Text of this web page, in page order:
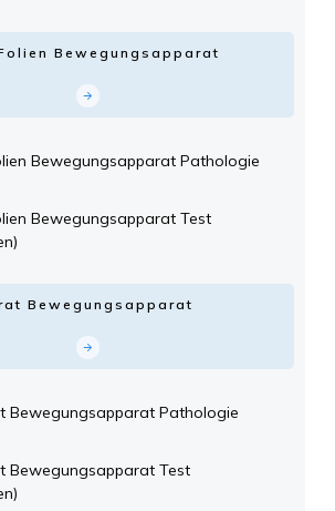
Bewegungsapparat
Bewegungsapparat Pathologie
Bewegungsapparat Test
Bewegungsapparat
Bewegungsapparat Pathologie
Bewegungsapparat Test